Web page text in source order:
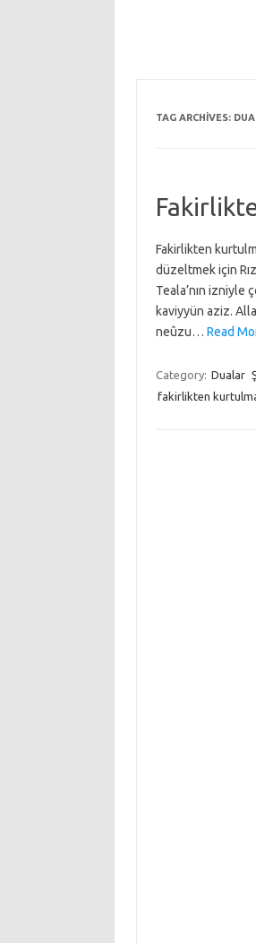
TAG ARCHIVES:
Fakirlikten
düzeltmek için
Teala’nın izniyle
kaviyyün aziz.
neûzu… Read
Category: Dualar
fakirlikten